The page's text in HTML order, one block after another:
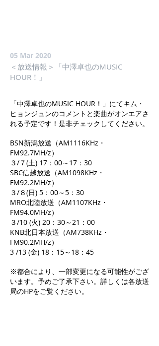
05 Mar 2020
＜放送情報＞「中澤卓也のMUSIC
HOUR！」
「中澤卓也のMUSIC HOUR！」にてキム・
ヒョンジュンのコメントと楽曲がオンエアさ
れる予定です！是非チェックしてください。
BSN新潟放送（AM1116KHz・
FM92.7MH/z）
３/７(土) 17：00～17：30
SBC信越放送（AM1098KHz・
FM92.2MH/z）
３/８(日) 5：00～5：30
MRO北陸放送（AM1107KHz・
FM94.0MH/z）
３/10 (火) 20：30～21：00
KNB北日本放送（AM738KHz・
FM90.2MH/z）
3 /13 (金) 18：15～18：45
※都合により、一部変更になる可能性がござ
います。予めご了承下さい。詳しくは各放送
局のHPをご覧ください。